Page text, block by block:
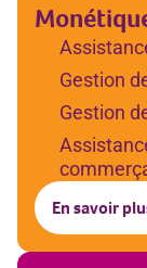
Gestion
Gestion
En savoir